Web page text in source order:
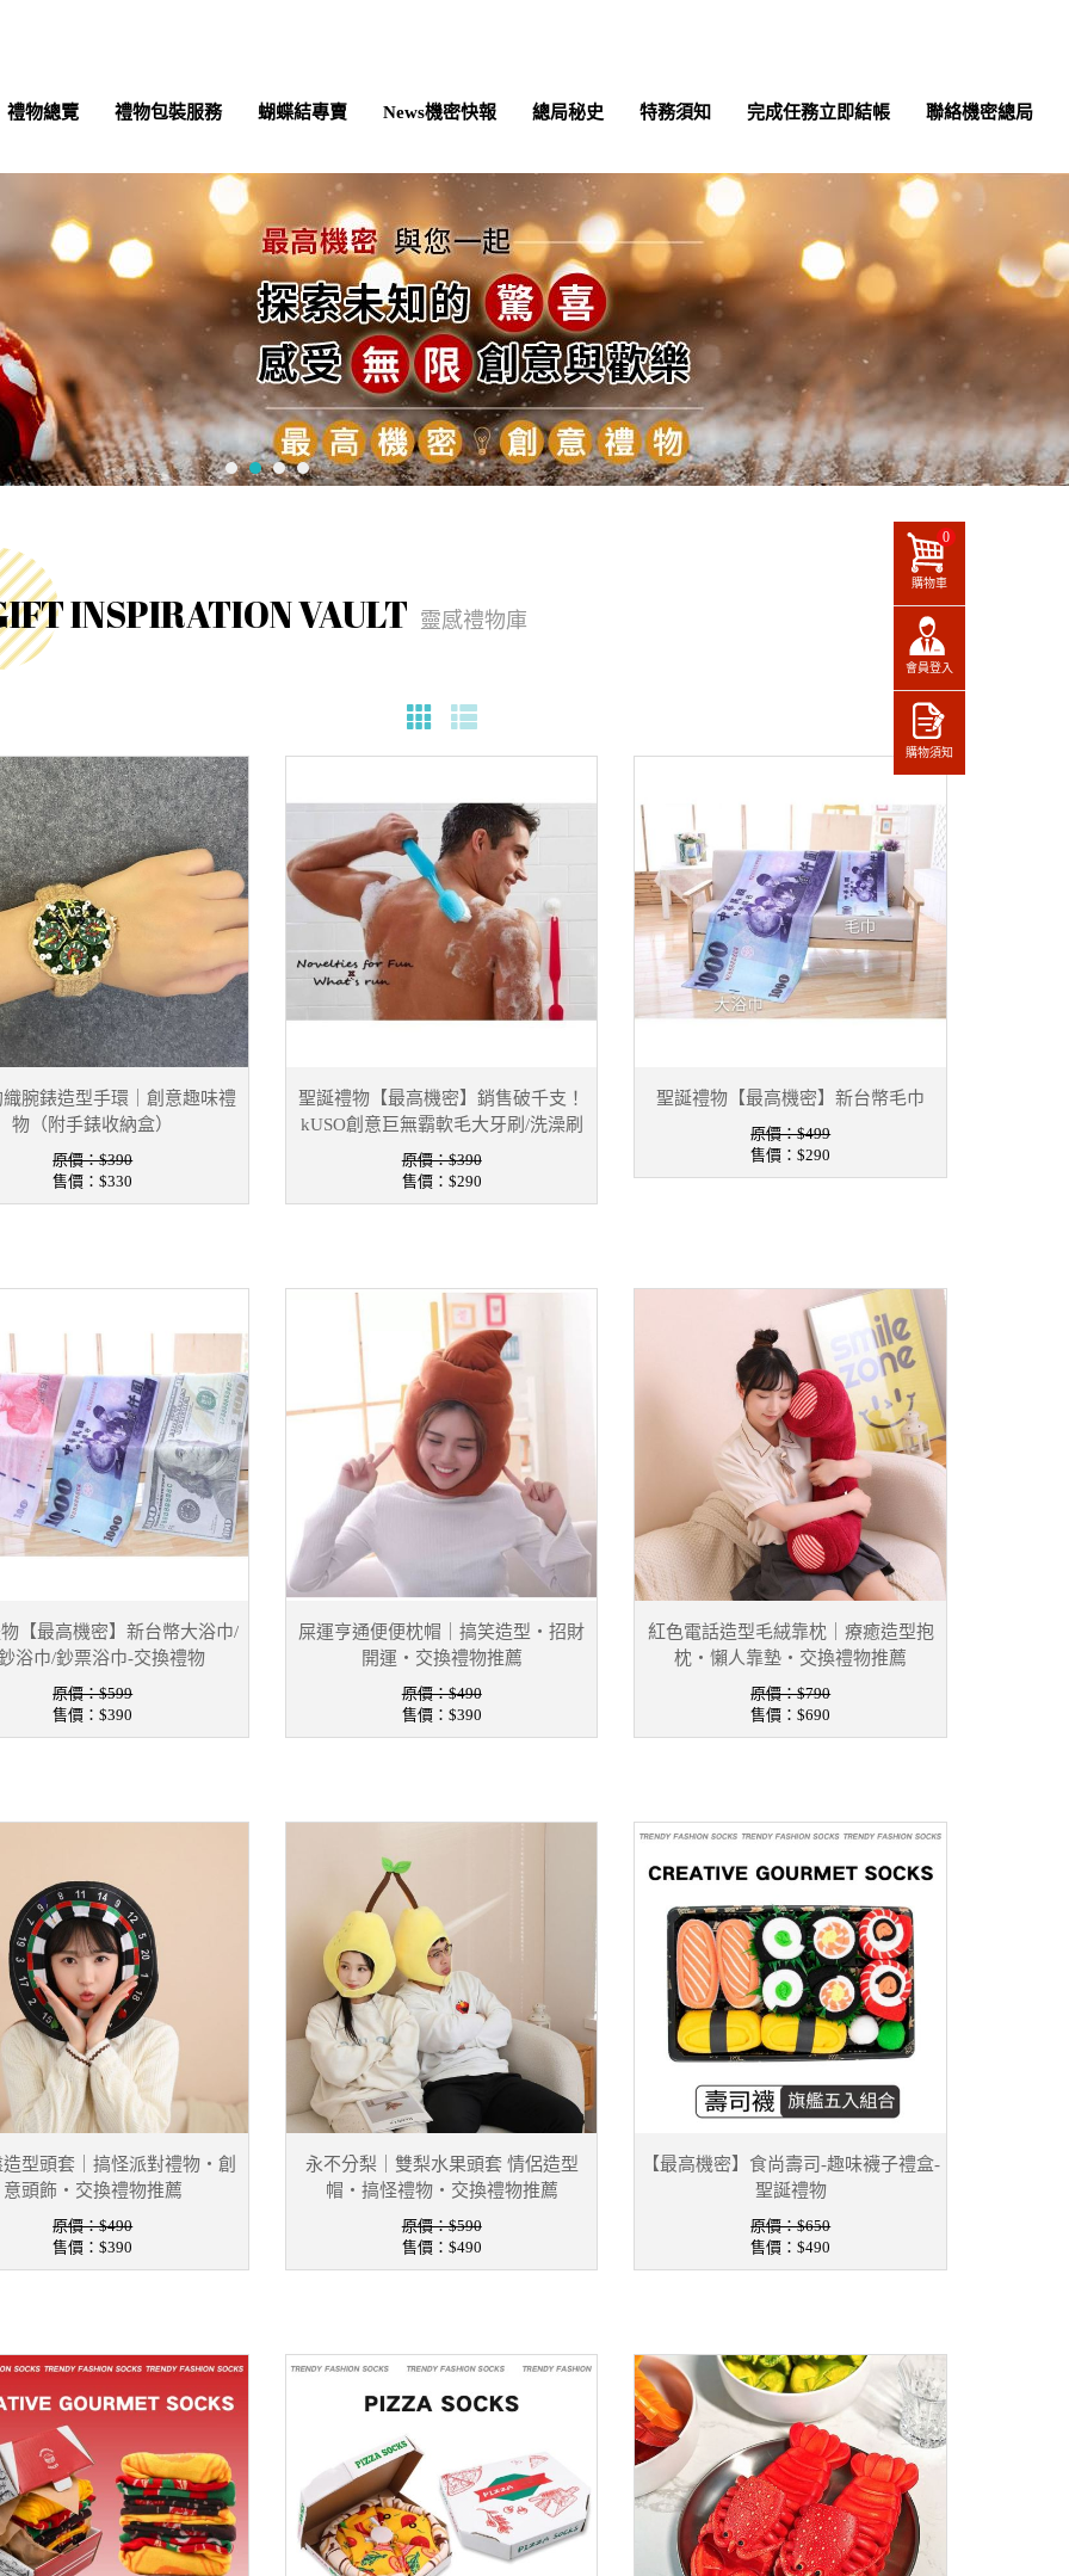
禮物總覽 禮物包裝服務 蝴蝶結專賣 News機密快報 總局秘史 特務須知 完成任務立即結帳 聯絡機密總局
INSPIRATION VAULT 靈感禮物庫
腕錶造型手環｜創意趣味禮
物（附手錶收納盒）
原價：$390
售價：$330
聖誕禮物【最高機密】銷售破千支！
kUSO創意巨無霸軟毛大牙刷/洗澡刷
原價：$390
售價： $290
聖誕禮物【最高機密】新台幣毛巾
原價：$499
售價：$290
【最高機密】新台幣大浴巾/
浴巾/鈔票浴巾-交換禮物
原價：$599
售價：$390
屎運亨通便便枕帽｜搞笑造型・招財
開運・交換禮物推薦
原價：$490
售價： $390
紅色電話造型毛絨靠枕｜療癒造型抱
枕・懶人靠墊・交換禮物推薦
原價：$790
售價：$690
型頭套｜搞怪派對禮物・創
意頭飾・交換禮物推薦
原價：$490
售價：$390
永不分梨｜雙梨水果頭套 情侶造型
帽・搞怪禮物・交換禮物推薦
原價：$590
售價： $490
【最高機密】食尚壽司-趣味襪子禮盒-
聖誕禮物
原價：$650
售價：$490
購物車
0
會員登入
購物須知